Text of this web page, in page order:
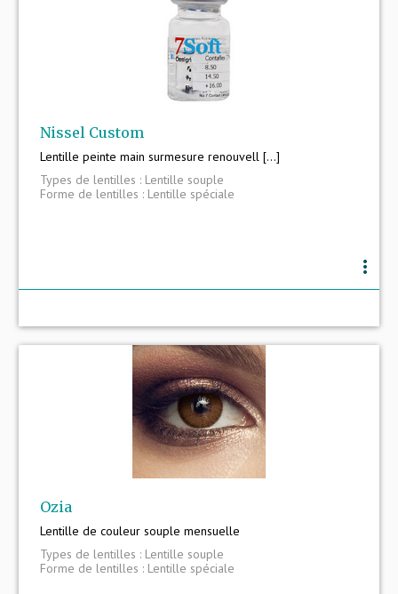
Nissel Custom
Lentille peinte main surmesure renouvell [...]
Types de lentilles : Lentille souple
Forme de lentilles : Lentille spéciale
more_vert
Ozia
Lentille de couleur souple mensuelle
Types de lentilles : Lentille souple
Forme de lentilles : Lentille spéciale